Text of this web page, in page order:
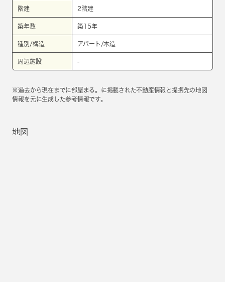
階建 2階建
築年数 築15年
種別/構造 アパート/木造
周辺施設 -
※過去から現在までに部屋まる。に掲載された不動産情報と提携先の地図
情報を元に生成した参考情報です。
地図